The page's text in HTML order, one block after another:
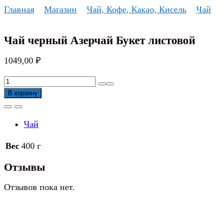
Перейти
Главная Магазин Чай, Кофе, Какао, Кисель Чай
Чай черный Азерчай Букет листовой
1049,00 ₽
Количество
товара
Чай
Азерчай
листовой
В корзину
Чай
Вес 400 г
Отзывы
Отзывов пока нет.